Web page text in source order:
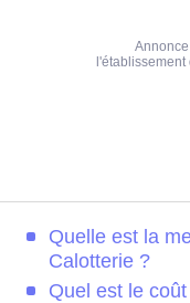
Quelle est la
Calotterie ?
Quel est le